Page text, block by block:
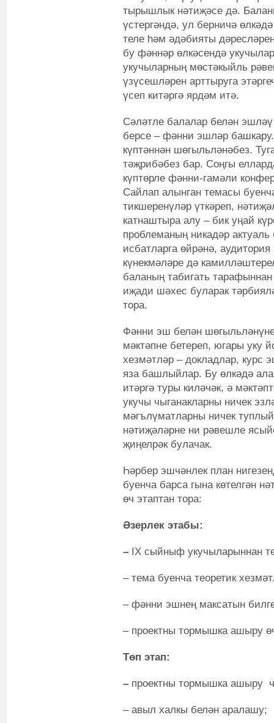
тырышлык нәтиҗәсе дә.
үстергәндә, ул берничә
теле һәм әдәбияты
бу фәннәр өлкәсендә
укучыларның мөстәкыйль
үзүсешләрен арттыруга
үсеп китәргә ярдәм итә.
Сәләтле балалар белән
берсе – фәнни эшләр
күптәннән шөгыльләнәбез.
тәҗрибәбез бар. Соңгы
күптөрле фәнни-гамәли
Сайлап алынган темасы
тикшеренүләр үткәреп,
катнаштыра алу – бик уңай
проблеманың никадәр
исбатларга өйрәнә,
күнекмәләре дә
баланың табигать
иҗади шәхес буларак
тора.
Фәнни эш белән
мәктәпне бетереп, югары уку
хезмәтләр – докладлар, курс
яза башлыйлар. Бу өлкәдә
итәргә туры киләчәк, ә
укучы чыганакларны ничек
мәгълүматларны ничек
нәтиҗәләрне ни рәвешле
җиңелрәк булачак.
Һәрбер эшчәнлек план
буенча барса гына көтелгән
өч этаптан тора:
Әзерлек этабы:
– IX сыйныф укучыларыннан
– тема буенча теоретик
– фәнни эшнең максатын
– проектны тормышка ашыру
Төп этап:
– проектны тормышка ашыру
– авыл халкы белән аралашу;